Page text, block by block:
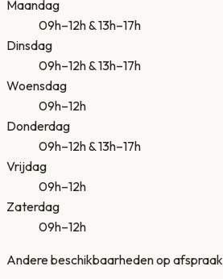
Maandag
09h–12h & 13h–17h
Dinsdag
09h–12h & 13h–17h
Woensdag
09h–12h
Donderdag
09h–12h & 13h–17h
Vrijdag
09h–12h
Zaterdag
09h–12h
Andere beschikbaarheden op afspraak